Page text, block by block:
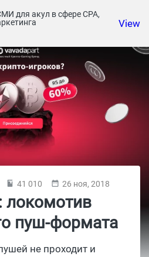
для акул в сфере СРА,
View
41 010 26 ноя, 2018
локомотив
пуш-формата
не проходит и